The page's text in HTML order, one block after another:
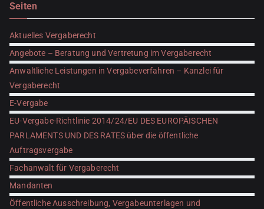
Seiten
Aktuelles Vergaberecht
Angebote – Beratung und Vertretung im Vergaberecht
Anwaltliche Leistungen in Vergabeverfahren – Kanzlei für
Vergaberecht
E-Vergabe
EU-Vergabe-Richtlinie 2014/24/EU DES EUROPÄISCHEN
PARLAMENTS UND DES RATES über die öffentliche
Auftragsvergabe
Fachanwalt für Vergaberecht
Mandanten
Öffentliche Ausschreibung, Vergabeunterlagen und